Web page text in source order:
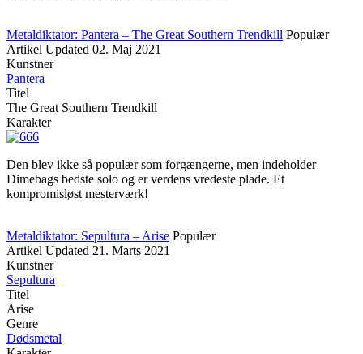
Metaldiktator: Pantera – The Great Southern Trendkill Populær
Artikel Updated 02. Maj 2021
Kunstner
Pantera
Titel
The Great Southern Trendkill
Karakter
Den blev ikke så populær som forgængerne, men indeholder
Dimebags bedste solo og er verdens vredeste plade. Et
kompromisløst mesterværk!
Metaldiktator: Sepultura – Arise Populær
Artikel Updated 21. Marts 2021
Kunstner
Sepultura
Titel
Arise
Genre
Dødsmetal